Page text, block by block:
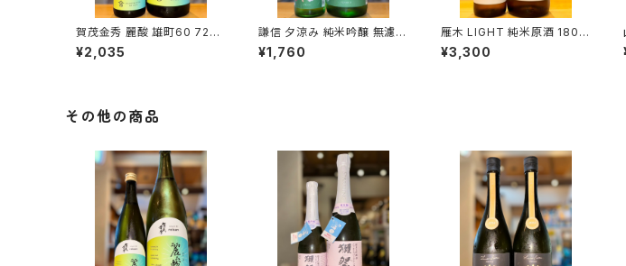
賀茂金秀 麗酸 雄町60 720
ml１本（金光酒造・広島県東
広島市黒瀬町）
¥2,035
謙信 夕涼み 純米吟醸 無濾過
生 720ml１本（池田屋酒造・
新潟県糸魚川市新鉄）
¥1,760
雁木 LIGHT 純米原酒 1800
ml１本（八百新酒造・山口県
岩国市今津町）
¥3,300
その他の商品